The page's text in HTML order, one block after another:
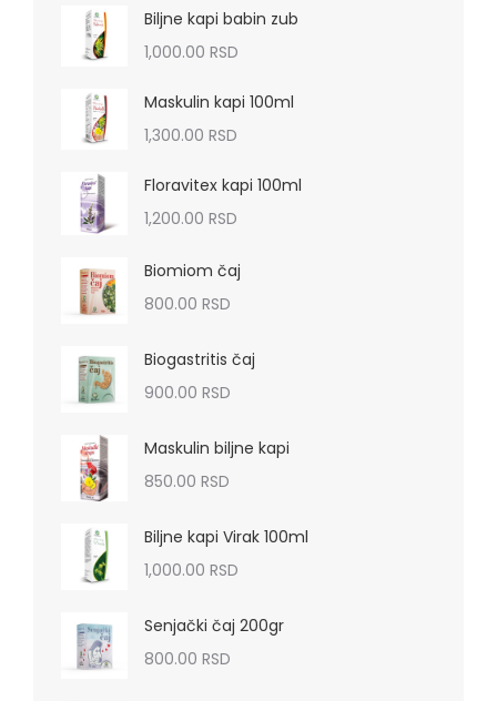
Biljne kapi babin zub
1,000.00 RSD
Maskulin kapi 100ml
1,300.00 RSD
Floravitex kapi 100ml
1,200.00 RSD
Biomiom čaj
800.00 RSD
Biogastritis čaj
900.00 RSD
Maskulin biljne kapi
850.00 RSD
Biljne kapi Virak 100ml
1,000.00 RSD
Senjački čaj 200gr
800.00 RSD